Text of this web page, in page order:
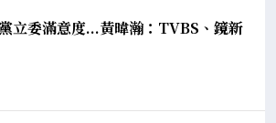
立委滿意度...黃暐瀚：TVBS、鏡新